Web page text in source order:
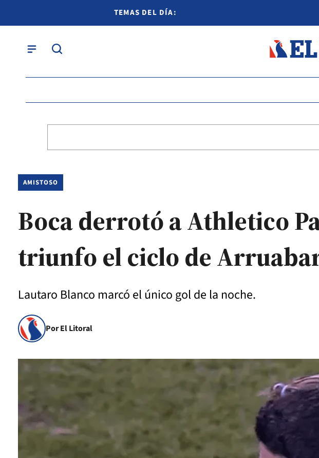
TEMAS DEL DÍA:
AMISTOSO
Boca derrotó a Athletico
triunfo el ciclo de
Lautaro Blanco marcó el único gol de la noche.
Por El Litoral